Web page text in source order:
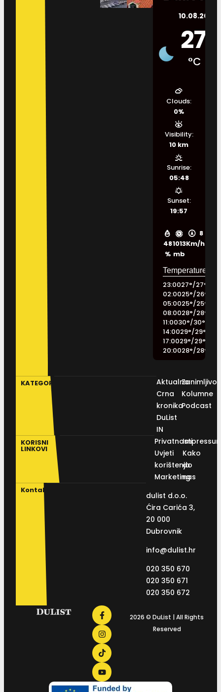
10.08.2026.
27
°C
48
%
1013
mb
8
Km/h
Clouds:
0%
Visibility:
10 km
Sunrise:
05:48
Sunset:
19:57
23:0027°/27°
02:0025°/26°
05:0025°/25°
08:0028°/28°
11:0030°/30°
14:0029°/29°
17:0029°/29°
20:0028°/28°
KATEGORIJE
Aktualno
Crna
kronika
DuList
IN
Kolumne
Podcast
KORISNI
LINKOVI
Privatnosti
Uvjeti
korištenja
Marketing
Kako
do
nas
Kontakt
dulist d.o.o.
Ćira Carića 3,
20 000
Dubrovnik
info@dulist.hr
020 350 670
020 350 671
020 350 672
2026 © DuList | All Rights
Reserved